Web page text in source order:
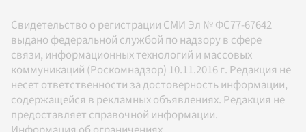
Свидетельство о регистрации СМИ Эл № ФС77-67642
выдано федеральной службой по надзору в сфере
связи, информационных технологий и массовых
коммуникаций (Роскомнадзор) 10.11.2016 г. Редакция не
несет ответственности за достоверность информации,
содержащейся в рекламных объявлениях. Редакция не
предоставляет справочной информации.